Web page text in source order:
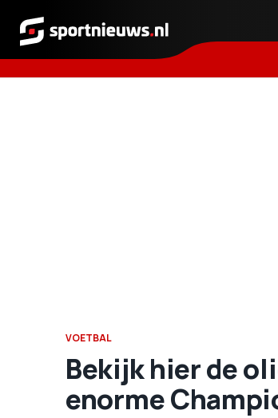
Sportnieuws.nl
VOETBAL
Bekijk hier de
enorme